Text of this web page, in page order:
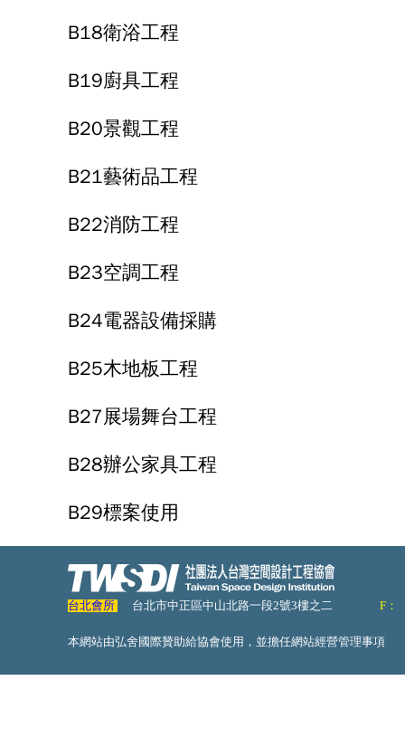
B18衛浴工程
B19廚具工程
B20景觀工程
B21藝術品工程
B22消防工程
B23空調工程
B24電器設備採購
B25木地板工程
B27展場舞台工程
B28辦公家具工程
B29標案使用
台北會所 台北市中正區中山北路一段2號3樓之二 F：
本網站由弘舍國際贊助給協會使用，並擔任網站經營管理事項